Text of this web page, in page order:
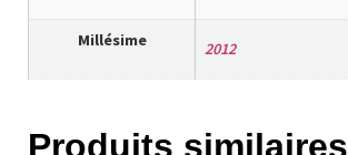
Millésime 2012
Produits similaires